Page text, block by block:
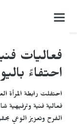
التحكم
فعاليات
احتفاءً
احتفلت رابطة المرأة
فعالية فنية
الفرح وتعزيز الوعي